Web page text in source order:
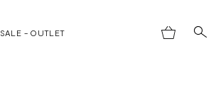
SALE - OUTLET